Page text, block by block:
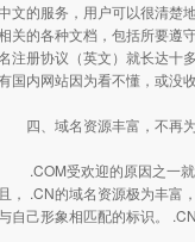
文的服务，用户可以很清楚
关的各种文档，包括所要遵
注册协议（英文）就长达十
国内网站因为看不懂，或没
四、域名资源丰富，不再
.COM受欢迎的原因之一就
且， .CN的域名资源极为丰富
自己形象相匹配的标识。